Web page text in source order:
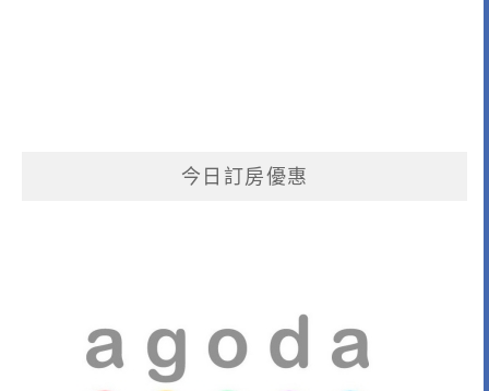
今日訂房優惠